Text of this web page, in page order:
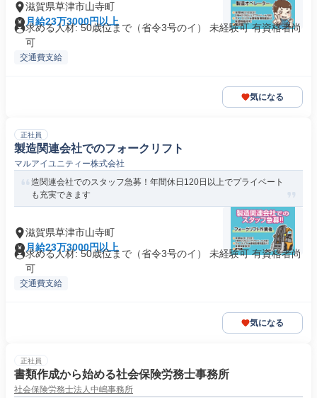
滋賀県草津市山寺町
月給23万3000円以上
求める人材: 50歳位まで（省令3号のイ） 未経験可 有資格者尚
可
交通費支給
気になる
正社員
製造関連会社でのフォークリフト
マルアイユニティー株式会社
造関連会社でのスタッフ急募！年間休日120日以上でプライベート
も充実できます
滋賀県草津市山寺町
月給23万3000円以上
求める人材: 50歳位まで（省令3号のイ） 未経験可 有資格者尚
可
交通費支給
気になる
正社員
書類作成から始める社会保険労務士事務所
社会保険労務士法人中嶋事務所